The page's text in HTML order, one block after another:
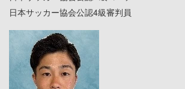
日本サッカー協会公認4級審判員